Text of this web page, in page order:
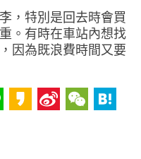
，特別是回去時會買
。有時在車站內想找
因為既浪費時間又要